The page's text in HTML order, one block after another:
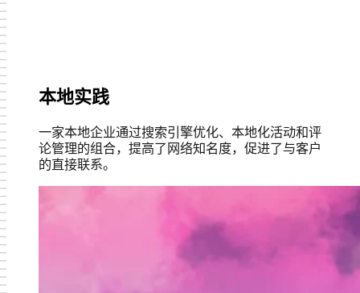
本地实践
一家本地企业通过搜索引擎优化、本地化活动和评
论管理的组合，提高了网络知名度，促进了与客户
的直接联系。